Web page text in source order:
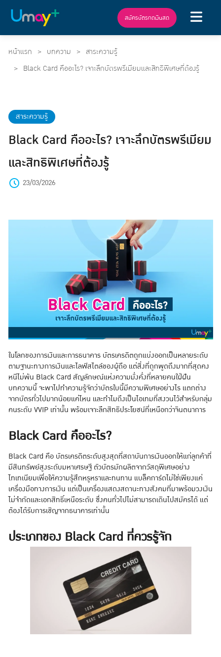
สมัครบัตรกดเงินสด
หน้าแรก บทความ
สาระความรู้
Black Card คืออะไร? เจาะลึกบัตรพรีเมียมและสิทธิพิเศษที่ต้องรู้
สาระความรู้
Black Card คืออะไร? เจาะลึกบัตรพรีเมียม
และสิทธิพิเศษที่ต้องรู้
23/03/2026
ในโลกของการเงินและการธนาคาร บัตรเครดิตถูกแบ่งออกเป็นหลายระดับ
ตามฐานะทางการเงินและไลฟ์สไตล์ของผู้ถือ แต่สิ่งที่ถูกพูดถึงมากที่สุดคง
หนีไม่พ้น Black Card สัญลักษณ์แห่งความมั่งคั่งที่หลายคนใฝ่ฝัน
บทความนี้ จะพาไปทำความรู้จักว่าบัตรใบนี้มีความพิเศษอย่างไร แตกต่าง
จากบัตรทั่วไปมากน้อยแค่ไหน และทำไมถึงเป็นไอเทมที่สงวนไว้สำหรับกลุ่ม
คนระดับ VVIP เท่านั้น พร้อมเจาะลึกสิทธิประโยชน์ที่เหนือกว่าจินตนาการ
Black Card คืออะไร?
Black Card คือ บัตรเครดิตระดับสูงสุดที่สถาบันการเงินออกให้แก่ลูกค้าที่
มีสินทรัพย์สูงระดับมหาเศรษฐี ตัวบัตรมักผลิตจากวัสดุพิเศษอย่าง
ไทเทเนียมเพื่อให้ความรู้สึกหรูหราและทนทาน แบล็คการ์ดไม่ใช่เพียงแค่
เครื่องมือทางการเงิน แต่เป็นเครื่องแสดงสถานะทางสังคมที่มาพร้อมวงเงิน
ไม่จำกัดและเอกสิทธิ์เหนือระดับ ซึ่งคนทั่วไปไม่สามารถเดินไปสมัครได้ แต่
ต้องได้รับการเชิญจากธนาคารเท่านั้น
ประเภทของ Black Card ที่ควรรู้จัก